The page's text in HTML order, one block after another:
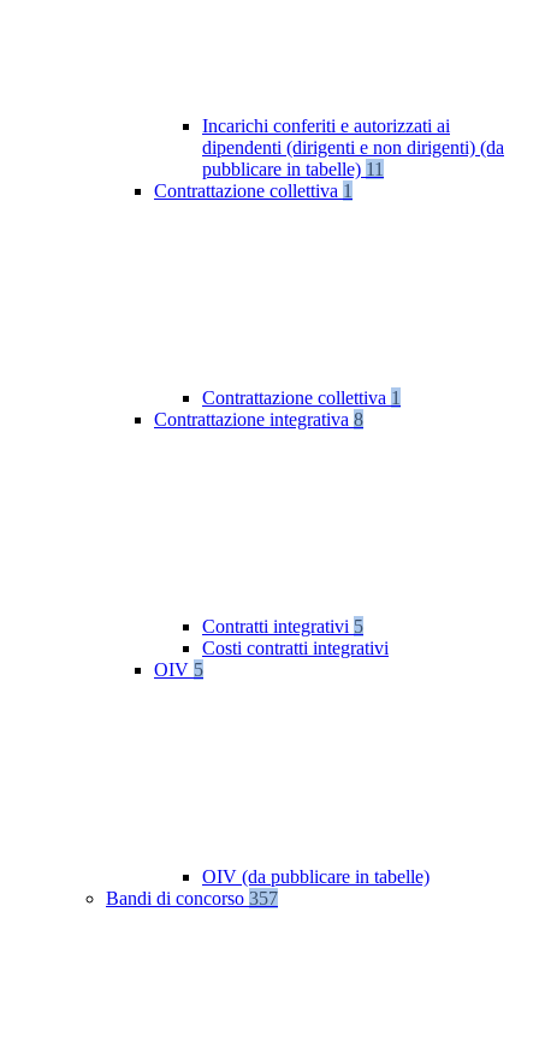
Incarichi conferiti e autorizzati ai
dipendenti (dirigenti e non dirigenti) (da
pubblicare in tabelle) 11
Contrattazione collettiva 1
Contrattazione collettiva 1
Contrattazione integrativa 8
Contratti integrativi 5
Costi contratti integrativi
OIV 5
OIV (da pubblicare in tabelle)
Bandi di concorso 357